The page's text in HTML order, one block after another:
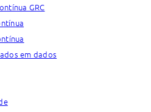
GRC
em dados